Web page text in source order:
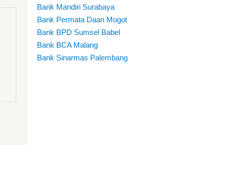
Bank Mandiri Surabaya
Bank Permata Daan Mogot
Bank BPD Sumsel Babel
Bank BCA Malang
Bank Sinarmas Palembang